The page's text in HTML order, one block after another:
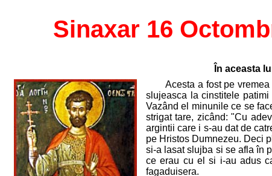
Sinaxar 16
În aceasta
Acesta a fost pe
slujeasca la cinstitele
Vazând el minunile ce se
strigat tare, zicând: "Cu
argintii care i s-au dat de
pe Hristos Dumnezeu. Deci
si-a lasat slujba si se afla în
ce erau cu el si i-au adus
fagaduisera.